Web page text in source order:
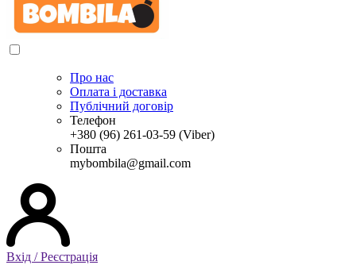
Про нас
Оплата і доставка
Публічний договір
Телефон
+380 (96) 261-03-59 (Viber)
Пошта
mybombila@gmail.com
Вхід / Реєстрація